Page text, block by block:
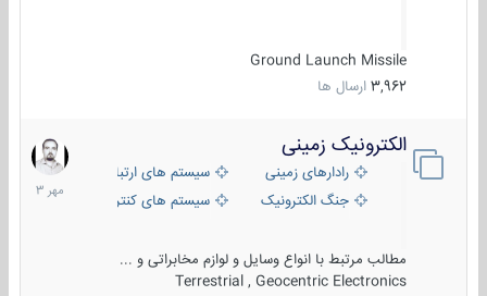
Ground Launch Missile
3,962 ارسال ها
الکترونیک زمینی
رادارهای زمینی
سیستم های ارتباطی و جمع آوری
جنگ الکترونیک
سیستم های کنترل آتش و تجهیزات
مطالب مرتبط با انواع وسایل و لوازم مخابراتی و ...
Terrestrial , Geocentric Electronics
1
مهر
1403